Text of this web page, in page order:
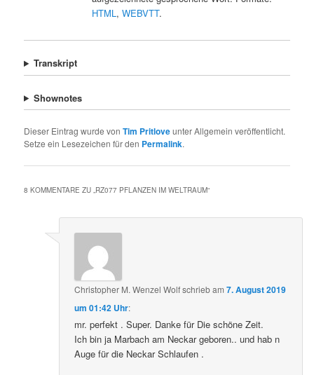
HTML, WEBVTT.
Transkript
Shownotes
Dieser Eintrag wurde vonTim Pritloveunter Allgemein veröffentlicht.
Setze ein Lesezeichen für den Permalink.
8 KOMMENTARE ZU „ RZ077 PFLANZEN IM WELTRAUM“
Christopher M. Wenzel Wolfschriebam7. August 2019
um 01:42 Uhr:
mr. perfekt . Super. Danke für Die schöne Zeit.
Ich bin ja Marbach am Neckar geboren.. und hab n
Auge für die Neckar Schlaufen .